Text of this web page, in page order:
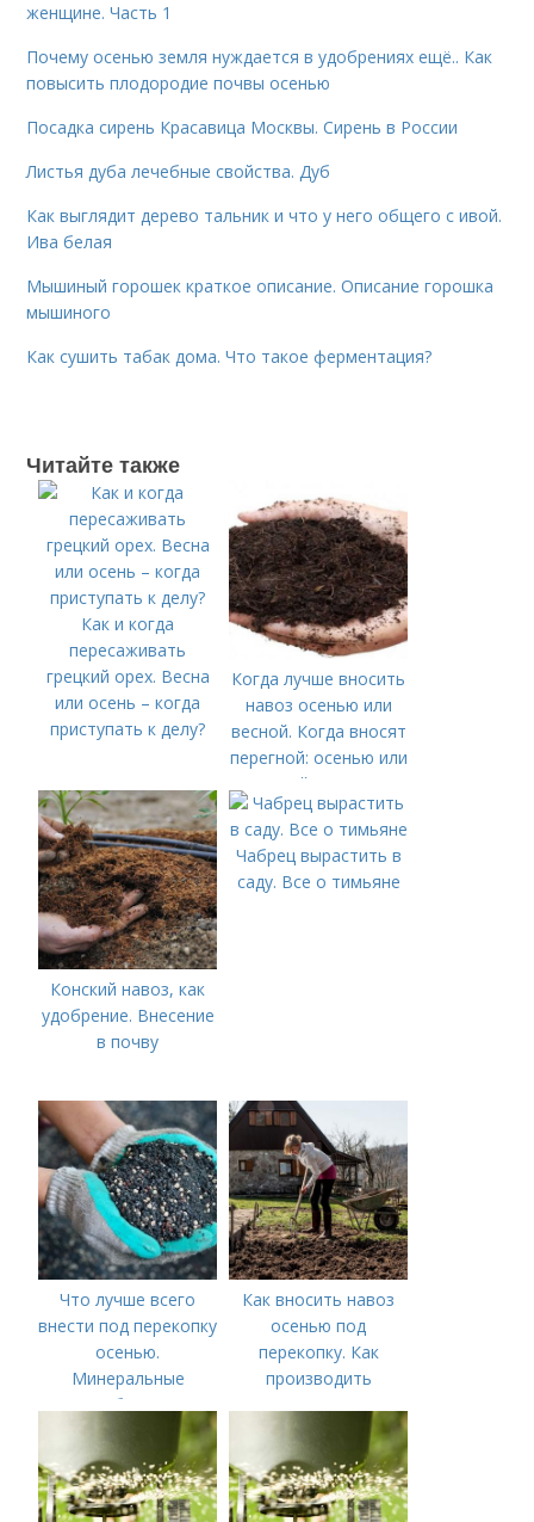
женщине. Часть 1
Почему осенью земля нуждается в удобрениях ещё.. Как
повысить плодородие почвы осенью
Посадка сирень Красавица Москвы. Сирень в России
Листья дуба лечебные свойства. Дуб
Как выглядит дерево тальник и что у него общего с ивой.
Ива белая
Мышиный горошек краткое описание. Описание горошка
мышиного
Как сушить табак дома. Что такое ферментация?
Читайте также
Как и когда
пересаживать
грецкий орех. Весна
или осень – когда
приступать к делу?
Когда лучше вносить
навоз осенью или
весной. Когда вносят
перегной: осенью или
весной, правила
внесения удобрений
Конский навоз, как
удобрение. Внесение
в почву
Чабрец вырастить в
саду. Все о тимьяне
Что лучше всего
внести под перекопку
осенью.
Минеральные
удобрения
Как вносить навоз
осенью под
перекопку. Как
производить